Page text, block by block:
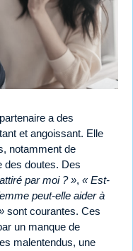
a des
et angoissant. Elle
notamment de
des doutes. Des
par moi ? », « Est-
peut-elle aider à
sont courantes. Ces
un manque de
malentendus, une